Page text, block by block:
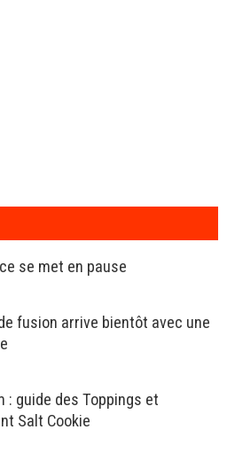
se met en pause
fusion arrive bientôt avec une
: guide des Toppings et
Salt Cookie